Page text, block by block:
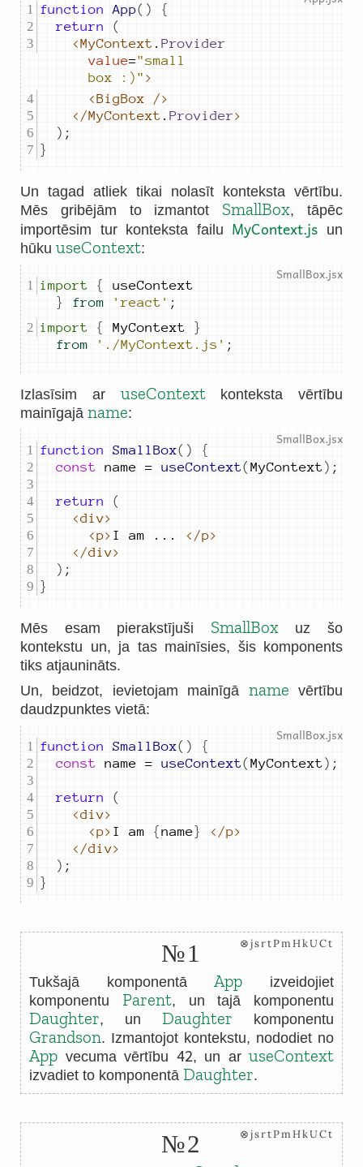
function App()
{
return
(
<MyContext . Provider
value="small
box :)" >
<BigBox
/>
</MyContext . Provider>
) ;
}
Un tagad atliek tikai nolasīt konteksta vērtību.
Mēs gribējām to izmantot SmallBox, tāpēc
importēsim tur konteksta failu MyContext.js un
hūku useContext:
import {
useContext
}
from 'react' ;
import
{ MyContext
}
from
'./MyContext.js' ;
Izlasīsim ar useContextkonteksta vērtību
mainīgajā name:
function SmallBox()
{
const name = useContext( MyContext) ;
return
(
<div>
<p> I am ...
</p>
</div>
) ;
}
Mēs esam pierakstījuši SmallBoxuz šo
kontekstu un, ja tas mainīsies, šis komponents
tiks atjaunināts.
Un, beidzot, ievietojam mainīgā name vērtību
daudzpunktes vietā:
function SmallBox()
{
const name = useContext( MyContext) ;
return
(
<div>
<p> I am {name}
</p>
</div>
) ;
}
№1 ⊗jsrtPmHkUCt
Tukšajā komponentāApp izveidojiet
komponentu Parent, un tajā komponentu
Daughter, un Daughter komponentu
Grandson. Izmantojot kontekstu, nododiet no
App vecuma vērtību 42, un ar useContext
izvadiet to komponentā Daughter.
№2 ⊗jsrtPmHkUCt